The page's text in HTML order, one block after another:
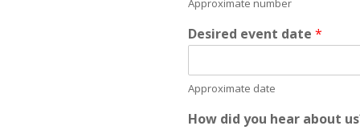
Approximate number
Desired event date*
Approximate date
How did you hear about